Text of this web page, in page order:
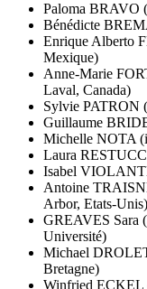
Paloma BRAVO
Bénédicte
Enrique Alberto
Mexique)
Anne-Marie
Laval, Canada)
Sylvie PATRON
Guillaume
Michelle NOTA
Laura
Isabel
Antoine
Arbor, Etats-Unis)
GREAVES Sara
Université)
Michael
Bretagne)
Winfried ECKEL